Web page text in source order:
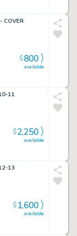
COVER
available
$800
11
available
$2,250
13
available
$1,600